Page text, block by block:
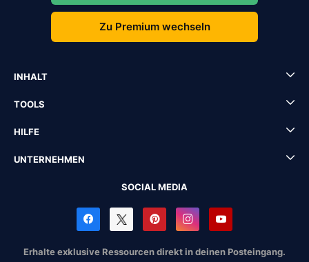
Zu Premium wechseln
INHALT
TOOLS
HILFE
UNTERNEHMEN
SOCIAL MEDIA
Erhalte exklusive Ressourcen direkt in deinen Posteingang.